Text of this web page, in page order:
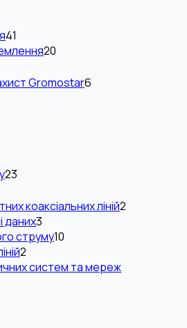
41
20
Gromostar6
23
коаксіальних ліній2
даних3
струму10
2
систем та мереж